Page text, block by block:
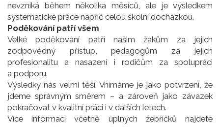
nevzniká během několika měsíců, ale je výsledkem
systematické práce napříč celou školní docházkou.
Poděkování patří všem
Velké poděkování patří našim žákům za jejich
zodpovědný přístup, pedagogům za jejich
profesionalitu a nasazení i rodičům za spolupráci
a podporu.
Výsledky nás velmi těší. Vnímáme je jako potvrzení, že
jdeme správným směrem – a zároveň jako závazek
pokračovat v kvalitní práci i v dalších letech.
Více informací včetně úplných žebříčků najdete